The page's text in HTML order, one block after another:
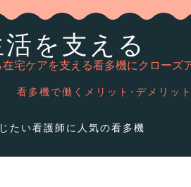
を支える
宅ケアを支える看多機にクローズ
看多機で働くメリット･デメリット
たい看護師に人気の看多機